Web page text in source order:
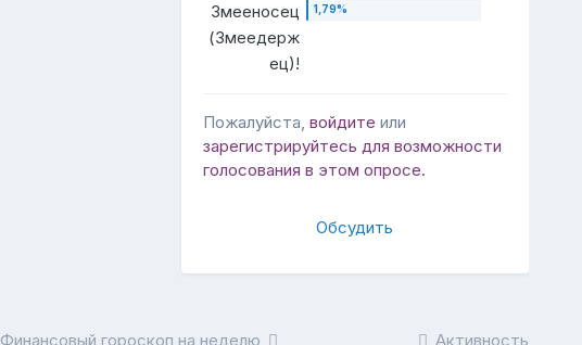
Змееносец
(Змеедерж
ец)!
Пожалуйста, войдите или
зарегистрируйтесь для возможности
голосования в этом опросе.
Обсудить
Активность
Финансовый гороскоп на неделю